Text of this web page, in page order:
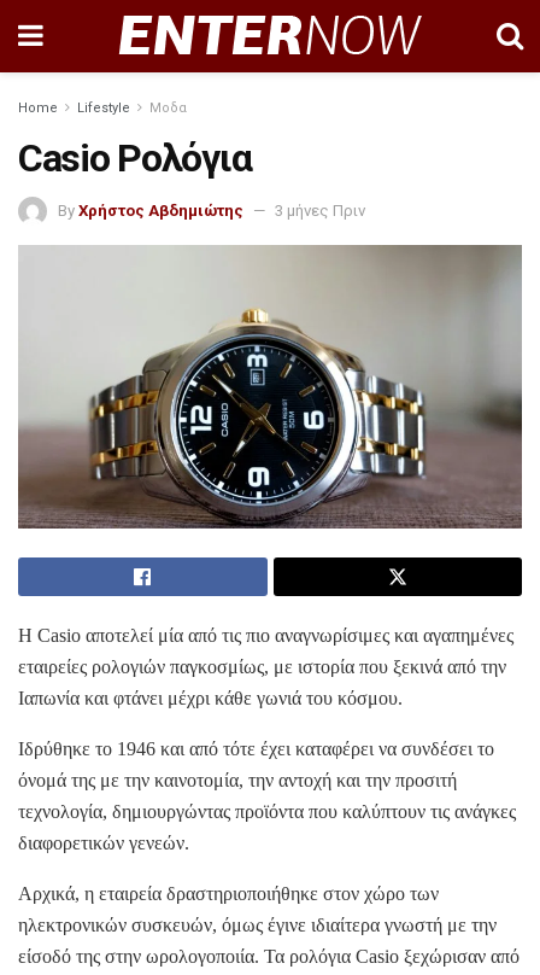
Home Lifestyle Μοδα
Casio Ρολόγια
By Χρήστος Αβδημιώτης 3 μήνες Πριν
Η Casio αποτελεί μία από τις πιο αναγνωρίσιμες και αγαπημένες
εταιρείες ρολογιών παγκοσμίως, με ιστορία που ξεκινά από την
Ιαπωνία και φτάνει μέχρι κάθε γωνιά του κόσμου.
Ιδρύθηκε το 1946 και από τότε έχει καταφέρει να συνδέσει το
όνομά της με την καινοτομία, την αντοχή και την προσιτή
τεχνολογία, δημιουργώντας προϊόντα που καλύπτουν τις ανάγκες
διαφορετικών γενεών.
Αρχικά, η εταιρεία δραστηριοποιήθηκε στον χώρο των
ηλεκτρονικών συσκευών, όμως έγινε ιδιαίτερα γνωστή με την
είσοδό της στην ωρολογοποιία. Τα ρολόγια Casio ξεχώρισαν από